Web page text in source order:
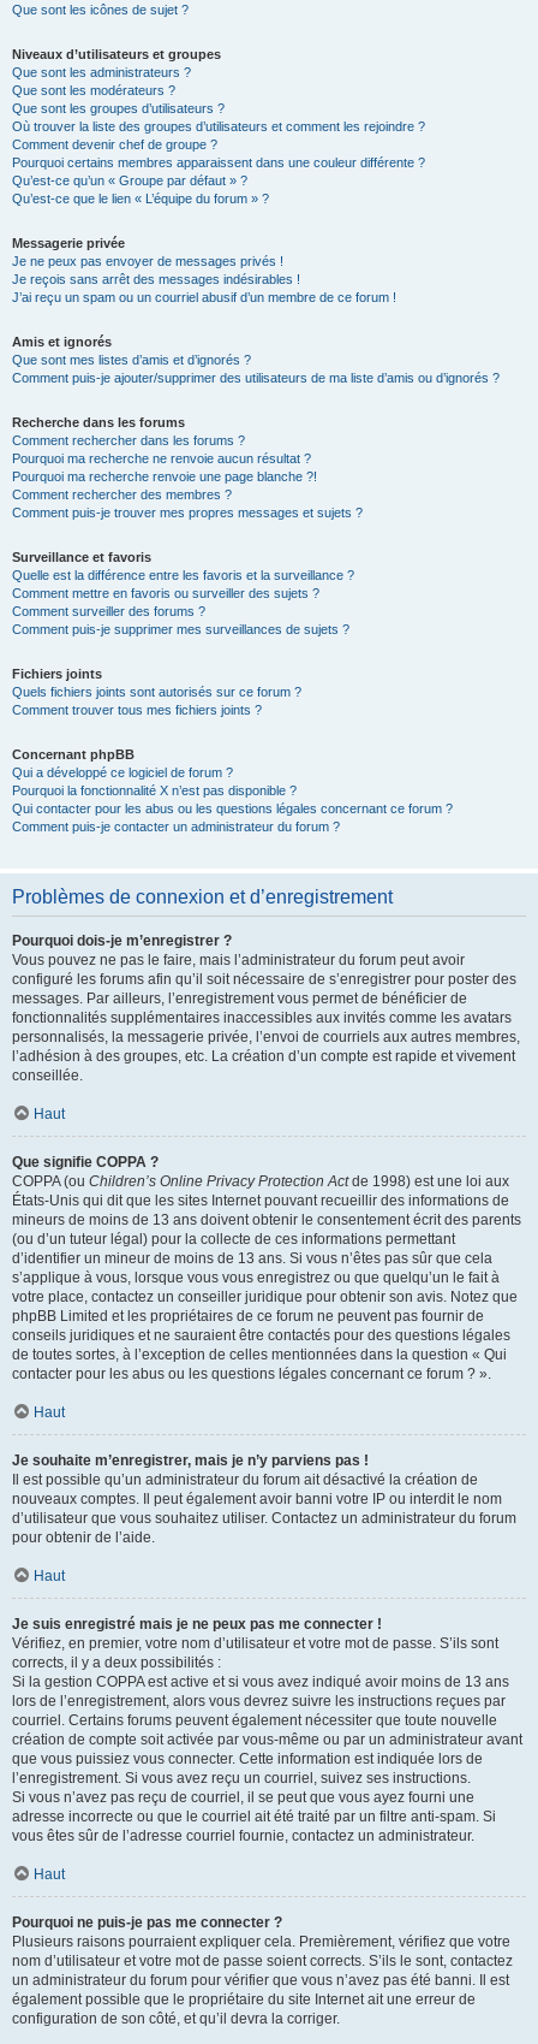
Que sont les icônes de sujet ?
Niveaux d’utilisateurs et groupes
Que sont les administrateurs ?
Que sont les modérateurs ?
Que sont les groupes d’utilisateurs ?
Où trouver la liste des groupes d’utilisateurs et comment les rejoindre ?
Comment devenir chef de groupe ?
Pourquoi certains membres apparaissent dans une couleur différente ?
Qu’est-ce qu’un « Groupe par défaut » ?
Qu’est-ce que le lien « L’équipe du forum » ?
Messagerie privée
Je ne peux pas envoyer de messages privés !
Je reçois sans arrêt des messages indésirables !
J’ai reçu un spam ou un courriel abusif d’un membre de ce forum !
Amis et ignorés
Que sont mes listes d’amis et d’ignorés ?
Comment puis-je ajouter/supprimer des utilisateurs de ma liste d’amis ou d’ignorés ?
Recherche dans les forums
Comment rechercher dans les forums ?
Pourquoi ma recherche ne renvoie aucun résultat ?
Pourquoi ma recherche renvoie une page blanche ?!
Comment rechercher des membres ?
Comment puis-je trouver mes propres messages et sujets ?
Surveillance et favoris
Quelle est la différence entre les favoris et la surveillance ?
Comment mettre en favoris ou surveiller des sujets ?
Comment surveiller des forums ?
Comment puis-je supprimer mes surveillances de sujets ?
Fichiers joints
Quels fichiers joints sont autorisés sur ce forum ?
Comment trouver tous mes fichiers joints ?
Concernant phpBB
Qui a développé ce logiciel de forum ?
Pourquoi la fonctionnalité X n’est pas disponible ?
Qui contacter pour les abus ou les questions légales concernant ce forum ?
Comment puis-je contacter un administrateur du forum ?
Problèmes de connexion et d’enregistrement
Pourquoi dois-je m’enregistrer ?
Vous pouvez ne pas le faire, mais l’administrateur du forum peut avoir
configuré les forums afin qu’il soit nécessaire de s’enregistrer pour poster des
messages. Par ailleurs, l’enregistrement vous permet de bénéficier de
fonctionnalités supplémentaires inaccessibles aux invités comme les avatars
personnalisés, la messagerie privée, l’envoi de courriels aux autres membres,
l’adhésion à des groupes, etc. La création d’un compte est rapide et vivement
conseillée.
Haut
Que signifie COPPA ?
COPPA (ou Children’s Online Privacy Protection Actde 1998) est une loi aux
États-Unis qui dit que les sites Internet pouvant recueillir des informations de
mineurs de moins de 13 ans doivent obtenir le consentement écrit des parents
(ou d’un tuteur légal) pour la collecte de ces informations permettant
d’identifier un mineur de moins de 13 ans. Si vous n’êtes pas sûr que cela
s’applique à vous, lorsque vous vous enregistrez ou que quelqu’un le fait à
votre place, contactez un conseiller juridique pour obtenir son avis. Notez que
phpBB Limited et les propriétaires de ce forum ne peuvent pas fournir de
conseils juridiques et ne sauraient être contactés pour des questions légales
de toutes sortes, à l’exception de celles mentionnées dans la question « Qui
contacter pour les abus ou les questions légales concernant ce forum ? ».
Haut
Je souhaite m’enregistrer, mais je n’y parviens pas !
Il est possible qu’un administrateur du forum ait désactivé la création de
nouveaux comptes. Il peut également avoir banni votre IP ou interdit le nom
d’utilisateur que vous souhaitez utiliser. Contactez un administrateur du forum
pour obtenir de l’aide.
Haut
Je suis enregistré mais je ne peux pas me connecter !
Vérifiez, en premier, votre nom d’utilisateur et votre mot de passe. S’ils sont
corrects, il y a deux possibilités :
Si la gestion COPPA est active et si vous avez indiqué avoir moins de 13 ans
lors de l’enregistrement, alors vous devrez suivre les instructions reçues par
courriel. Certains forums peuvent également nécessiter que toute nouvelle
création de compte soit activée par vous-même ou par un administrateur avant
que vous puissiez vous connecter. Cette information est indiquée lors de
l’enregistrement. Si vous avez reçu un courriel, suivez ses instructions.
Si vous n’avez pas reçu de courriel, il se peut que vous ayez fourni une
adresse incorrecte ou que le courriel ait été traité par un filtre anti-spam. Si
vous êtes sûr de l’adresse courriel fournie, contactez un administrateur.
Haut
Pourquoi ne puis-je pas me connecter ?
Plusieurs raisons pourraient expliquer cela. Premièrement, vérifiez que votre
nom d’utilisateur et votre mot de passe soient corrects. S’ils le sont, contactez
un administrateur du forum pour vérifier que vous n’avez pas été banni. Il est
également possible que le propriétaire du site Internet ait une erreur de
configuration de son côté, et qu’il devra la corriger.